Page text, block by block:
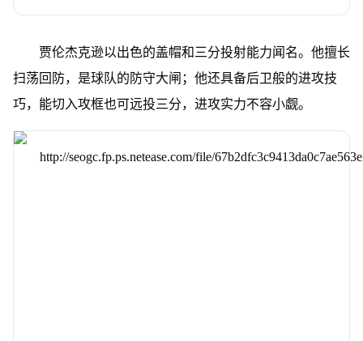
贾伦杰克逊以出色的盖帽和三分投射能力闻名。他擅长
扫荡回防，是球队的防守大闸；他还具备后卫般的进攻技
巧，能切入攻框也可远投三分，进攻实力不容小觑。